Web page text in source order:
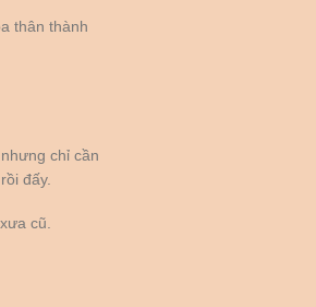
thân thành
chỉ cần
đấy.
cũ.